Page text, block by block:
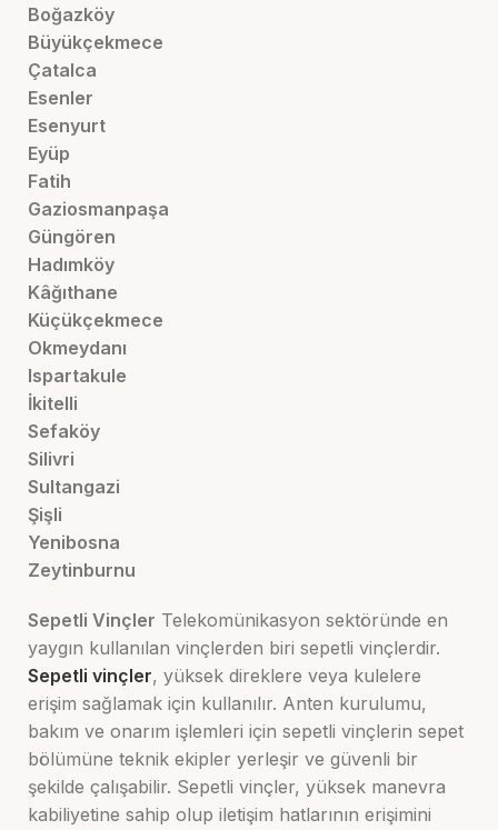
Boğazköy
Büyükçekmece
Çatalca
Esenler
Esenyurt
Eyüp
Fatih
Gaziosmanpaşa
Güngören
Hadımköy
Kâğıthane
Küçükçekmece
Okmeydanı
Ispartakule
İkitelli
Sefaköy
Silivri
Sultangazi
Şişli
Yenibosna
Zeytinburnu
Sepetli Vinçler Telekomünikasyon sektöründe en
yaygın kullanılan vinçlerden biri sepetli vinçlerdir.
Sepetli vinçler, yüksek direklere veya kulelere
erişim sağlamak için kullanılır. Anten kurulumu,
bakım ve onarım işlemleri için sepetli vinçlerin sepet
bölümüne teknik ekipler yerleşir ve güvenli bir
şekilde çalışabilir. Sepetli vinçler, yüksek manevra
kabiliyetine sahip olup iletişim hatlarının erişimini